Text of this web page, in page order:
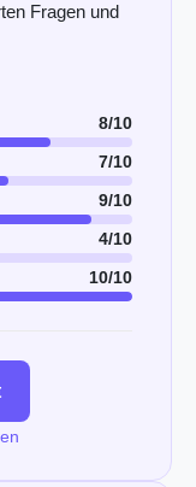
Fragen und
8/10
7/10
9/10
4/10
10/10